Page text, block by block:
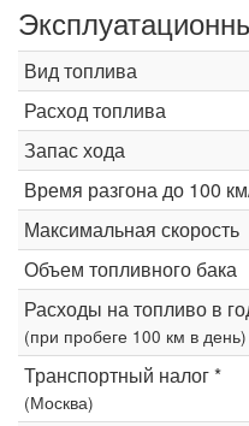
Вид топлива
Расход топлива
Запас хода
Время разгона до 100
Максимальная скорость
Объем топливного бака
Расходы на топливо в
(при пробеге 100 км в день)
Транспортный налог *
(Москва)